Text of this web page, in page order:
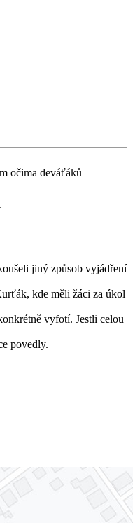
očima deváťáků
jiný způsob vyjádření
kde měli žáci za úkol
vyfotí. Jestli celou
povedly.